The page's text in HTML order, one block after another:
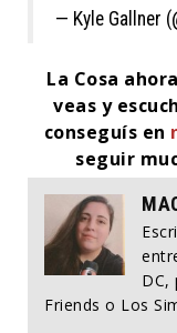
— Kyle Gallner
La Cosa
veas y
conseguís en
seguir
DC,
Friends o Los